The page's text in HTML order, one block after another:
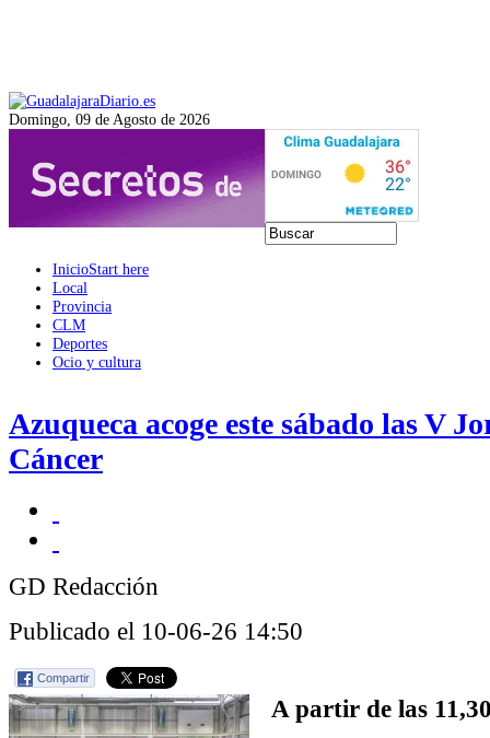
Domingo, 09 de Agosto de 2026
InicioStart here
Local
Provincia
CLM
Deportes
Ocio y cultura
Azuqueca acoge este sábado las V
Cáncer
GD Redacción
Publicado el 10-06-26 14:50
Compartir
A partir de las